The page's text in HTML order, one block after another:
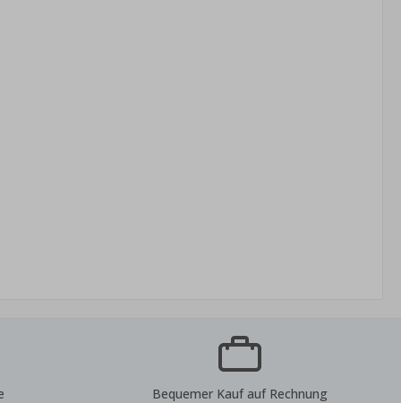
Bequemer Kauf auf Rechnung